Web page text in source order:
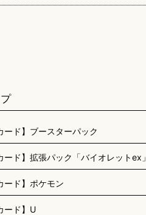
ード】ブースターパック
ード】拡張パック「バイオレットex」
ード】ポケモン
ード】U